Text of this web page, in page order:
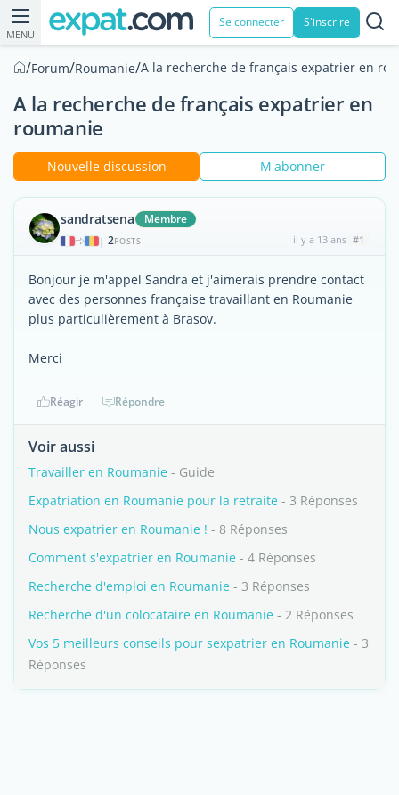
MENU
Se connecter S'inscrire
/Forum/Roumanie/A la recherche de français expatrier en
A la recherche de français expatrier en
roumanie
Nouvelle discussion M'abonner
sandratsena Membre
| 2POSTS il y a 13 ans #1
Bonjour je m'appel Sandra et j'aimerais prendre contact
avec des personnes française travaillant en Roumanie
plus particulièrement à Brasov.
Merci
Réagir Répondre
Voir aussi
Travailler en Roumanie - Guide
Expatriation en Roumanie pour la retraite - 3 Réponses
Nous expatrier en Roumanie ! - 8 Réponses
Comment s'expatrier en Roumanie - 4 Réponses
Recherche d'emploi en Roumanie - 3 Réponses
Recherche d'un colocataire en Roumanie - 2 Réponses
Vos 5 meilleurs conseils pour sexpatrier en Roumanie - 3
Réponses